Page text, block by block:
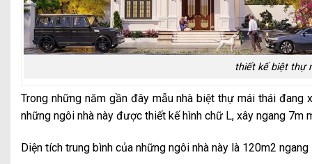
thiết kế biệt thự
Trong những năm gần đây mẫu nhà biệt thự mái thái
những ngôi nhà này được thiết kế hình chữ L, xây ngang
Diện tích trung bình của những ngôi nhà này là 120m2